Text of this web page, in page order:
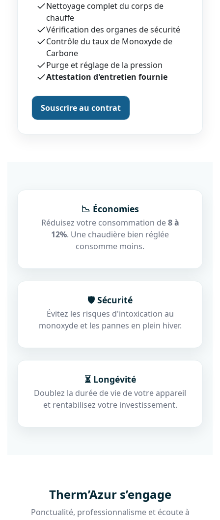
Nettoyage complet du corps de
chauffe
Vérification des organes de sécurité
Contrôle du taux de Monoxyde de
Carbone
Purge et réglage de la pression
Attestation d'entretien fournie
Souscrire au contrat
📉 Économies
Réduisez votre consommation de8 à
12%. Une chaudière bien réglée
consomme moins.
🛡️ Sécurité
Évitez les risques d'intoxication au
monoxyde et les pannes en plein hiver.
⏳ Longévité
Doublez la durée de vie de votre appareil
et rentabilisez votre investissement.
Therm’Azur s’engage
Ponctualité, professionnalisme et écoute à